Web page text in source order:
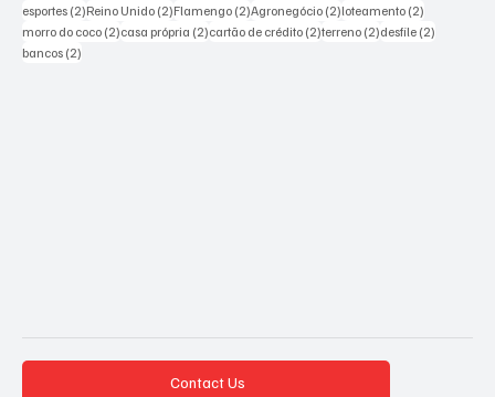
esportes (2)2 posts
Reino Unido (2)2 posts
Flamengo (2)2 posts
Agronegócio (2)2 posts
loteamento (2)
morro do coco (2)2 posts
casa própria (2)2 posts
cartão de crédito (2)2 posts
terreno (2)2 posts
desfile (2)
bancos (2)
Contact Us